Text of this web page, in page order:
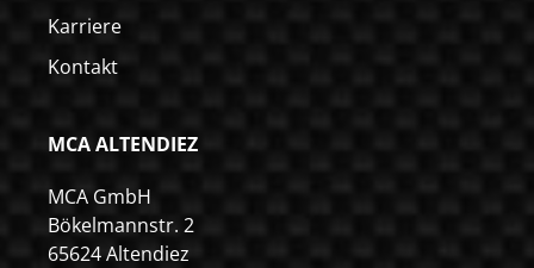
Karriere
Kontakt
MCA ALTENDIEZ
MCA GmbH
Bökelmannstr. 2
65624 Altendiez